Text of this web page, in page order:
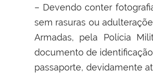
– Devendo conter
sem rasuras ou
Armadas, pela Polícia
documento de
passaporte, devidamente